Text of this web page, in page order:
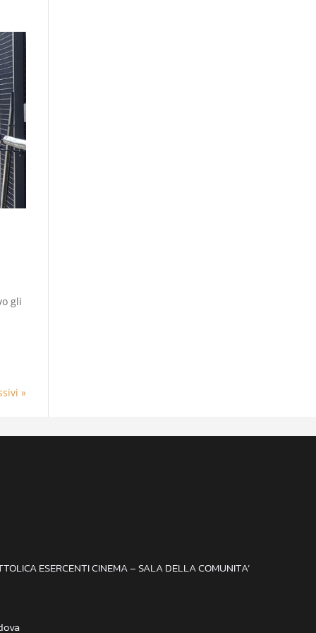
gli
»
ESERCENTI CINEMA – SALA DELLA COMUNITA’